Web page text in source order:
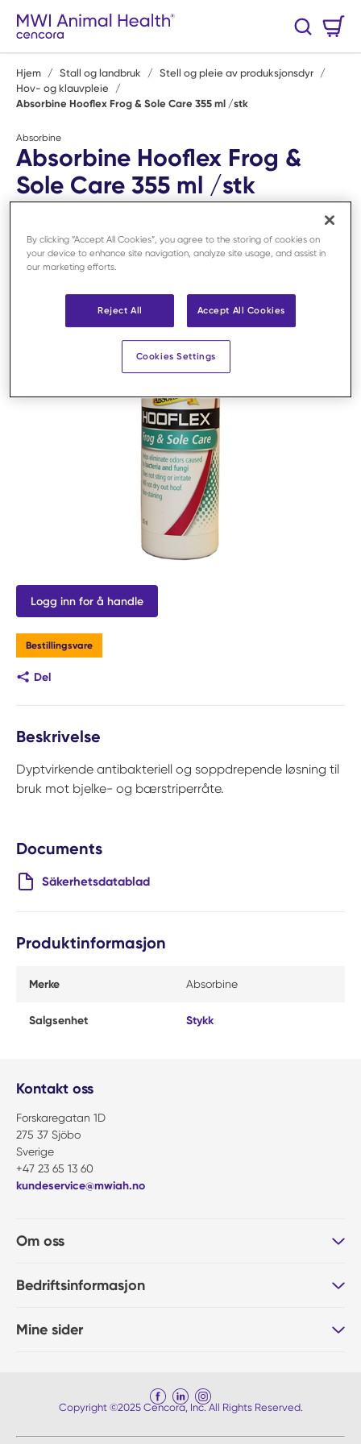
Hopp til hovedinnhold
Søk
Hjem / Stall og landbruk / Stell og pleie av produksjonsdyr /
Hov- og klauvpleie
/
Absorbine Hooflex Frog & Sole Care 355 ml /stk
Absorbine
Absorbine Hooflex Frog &
Sole Care 355 ml /stk
Logg inn for å handle
Bestillingsvare
Del
Beskrivelse
Dyptvirkende antibakteriell og soppdrepende løsning til
bruk mot bjelke- og bærstriperråte.
Documents
Säkerhetsdatablad
Produktinformasjon
Merke Absorbine
Salgsenhet Stykk
Kontakt oss
Forskaregatan 1D
275 37 Sjöbo
Sverige
+47 23 65 13 60
kundeservice@mwiah.no
Om oss
Bedriftsinformasjon
Mine sider
Copyright ©2025 Cencora, Inc. All Rights Reserved.
By clicking “Accept All Cookies”, you agree to the storing of cookies on
your device to enhance site navigation, analyze site usage, and assist in
our marketing efforts.
Reject All Accept All Cookies
Cookies Settings